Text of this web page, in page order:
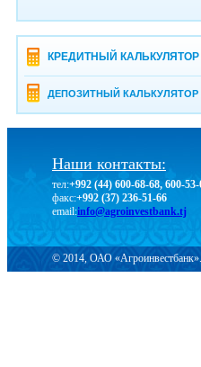
КРЕДИТНЫЙ КАЛЬКУЛЯТОР
ДЕПОЗИТНЫЙ КАЛЬКУЛЯТОР
Наши контакты:
тел:+992 (44) 600-68-68, 600-
факс:+992 (37) 236-51-66
email:info@agroinvestbank.tj
© 2014, ОАО